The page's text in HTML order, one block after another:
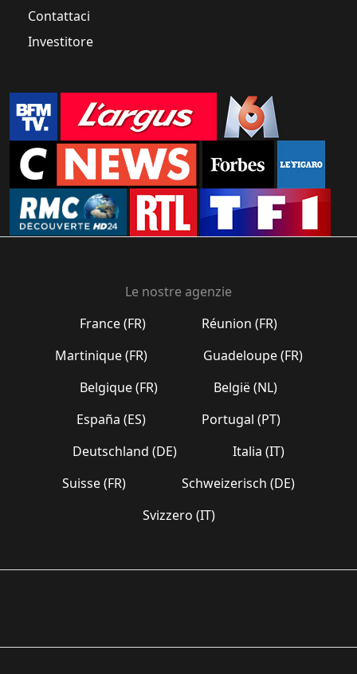
Contattaci
Investitore
Le nostre agenzie
France (FR)
Réunion (FR)
Martinique (FR)
Guadeloupe (FR)
Belgique (FR)
België (NL)
España (ES)
Portugal (PT)
Deutschland (DE)
Italia (IT)
Suisse (FR)
Schweizerisch (DE)
Svizzero (IT)